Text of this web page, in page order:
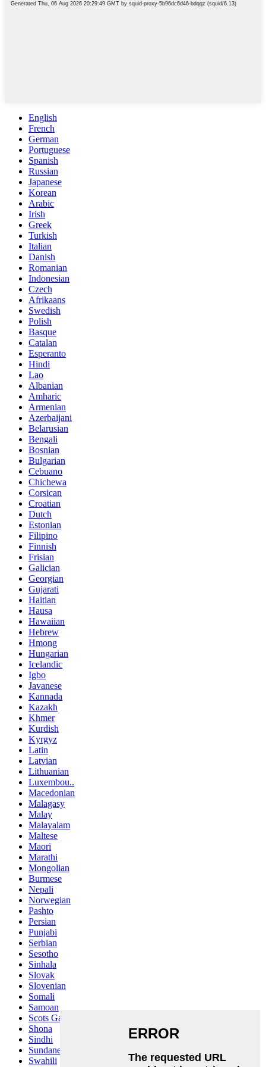
English
French
German
Portuguese
Spanish
Russian
Japanese
Korean
Arabic
Irish
Greek
Turkish
Italian
Danish
Romanian
Indonesian
Czech
Afrikaans
Swedish
Polish
Basque
Catalan
Esperanto
Hindi
Lao
Albanian
Amharic
Armenian
Azerbaijani
Belarusian
Bengali
Bosnian
Bulgarian
Cebuano
Chichewa
Corsican
Croatian
Dutch
Estonian
Filipino
Finnish
Frisian
Galician
Georgian
Gujarati
Haitian
Hausa
Hawaiian
Hebrew
Hmong
Hungarian
Icelandic
Igbo
Javanese
Kannada
Kazakh
Khmer
Kurdish
Kyrgyz
Latin
Latvian
Lithuanian
Luxembou..
Macedonian
Malagasy
Malay
Malayalam
Maltese
Maori
Marathi
Mongolian
Burmese
Nepali
Norwegian
Pashto
Persian
Punjabi
Serbian
Sesotho
Sinhala
Slovak
Slovenian
Somali
Samoan
Scots Gaelic
Shona
Sindhi
Sundanese
Swahili